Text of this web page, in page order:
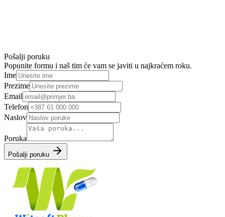
Pošalji poruku
Popunite formu i naš tim će vam se javiti u najkraćem roku.
Ime
Prezime
Email
Telefon
Naslov
Poruka
Pošalji poruku